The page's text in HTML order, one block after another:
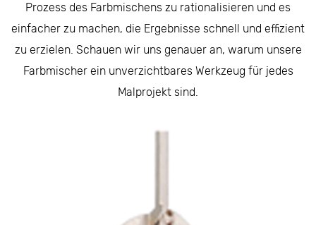
Prozess des Farbmischens zu rationalisieren und es
einfacher zu machen, die Ergebnisse schnell und effizient
zu erzielen. Schauen wir uns genauer an, warum unsere
Farbmischer ein unverzichtbares Werkzeug für jedes
Malprojekt sind.